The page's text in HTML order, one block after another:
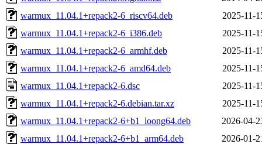
warmux_11.04.1+repack2-6_riscv64.deb
2025-11-
warmux_11.04.1+repack2-6_i386.deb
2025-11-
warmux_11.04.1+repack2-6_armhf.deb
2025-11-
warmux_11.04.1+repack2-6_amd64.deb
2025-11-
warmux_11.04.1+repack2-6.dsc
2025-11-
warmux_11.04.1+repack2-6.debian.tar.xz
2025-11-
warmux_11.04.1+repack2-6+b1_loong64.deb
2026-04-
warmux_11.04.1+repack2-6+b1_arm64.deb
2026-01-